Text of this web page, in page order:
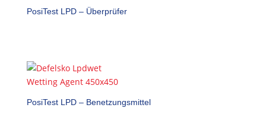
PosiTest LPD – Überprüfer
PosiTest LPD – Benetzungsmittel